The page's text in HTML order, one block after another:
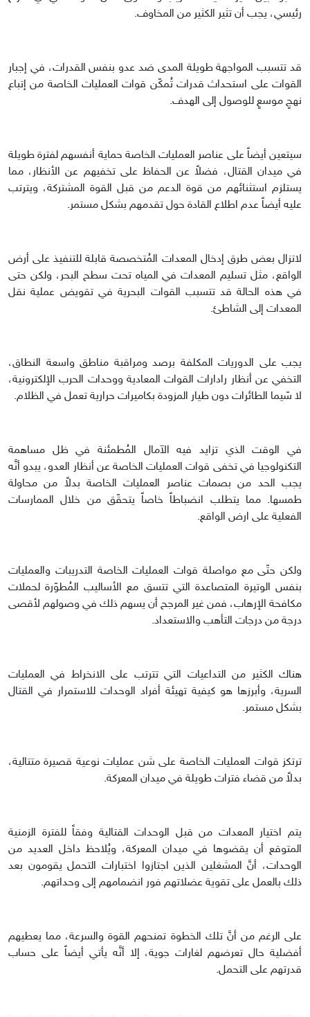
رئيسي، يجب أن تثير الكثير من المخاوف.
قد تتسبب المواجهة طويلة المدى ضد عدو بنفس القدرات، في إجبار
القوات على استحداث قدرات تُمكّن قوات العمليات الخاصة من إتباع
نهجٍ موسعٍ للوصول إلى الهدف.
سيتعين أيضاً على عناصر العمليات الخاصة حماية أنفسهم لفترة طويلة
في ميدان القتال، فضلاً عن الحفاظ على تخفيهم عن الأنظار، مما
يستلزم استثنائهم من قوة الدعم من قبل القوة المشتركة، ويترتب
عليه أيضاً عدم اطلاع القادة حول تقدمهم بشكل مستمر.
لاتزال بعض طرق إدخال المعدات المُتخصصة قابلة للتنفيذ على أرض
الواقع، مثل تسليم المعدات في المياه تحت سطح البحر، ولكن حتى
في هذه الحالة قد تتسبب القوات البحرية في تقويض عملية نقل
المعدات إلى الشاطئ.
يجب على الدوريات المكلفة برصد ومراقبة مناطق واسعة النطاق،
التخفي عن أنظار رادارات القوات المعادية ووحدات الحرب الإلكترونية،
لا سّيما الطائرات دون طيار المزودة بكاميرات حرارية تعمل في الظلام.
في الوقت الذي تزايد فيه الآمال المُطمئنة في ظل مساهمة
التكنولوجيا في تخفى قوات العمليات الخاصة عن أنظار العدو، يبدو أنَّه
يجب الحد من بصمات عناصر العمليات الخاصة بدلاً من محاولة
طمسها. مما يتطلب انضباطاً خاصاً يتحقّق من خلال الممارسات
الفعلية على ارض الواقع.
ولكن حتّى مع مواصلة قوات العمليات الخاصة التدريبات والعمليات
بنفس الوتيرة المتصاعدة التي تتسق مع الأساليب المُطوّرة لحملات
مكافحة الإرهاب، فمن غير المرجح أن يسهم ذلك في وصولهم لأقصى
درجة من درجات التأهب والاستعداد.
هناك الكثير من التداعيات التي تترتب على الانخراط في العمليات
السرية، وأبرزها هو كيفية تهيئة أفراد الوحدات للاستمرار في القتال
بشكل مستمر.
ترتكز قوات العمليات الخاصة على شن عمليات نوعية قصيرة متتالية،
بدلاً من قضاء فترات طويلة في ميدان المعركة.
يتم اختيار المعدات من قبل الوحدات القتالية وفقاً للفترة الزمنية
المتوقع أن يقضوها في ميدان المعركة، ويُلاحظ داخل العديد من
الوحدات، أنَّ المشغلين الذين اجتازوا اختبارات التحمل يقومون بعد
ذلك بالعمل على تقوية عضلاتهم فور انضمامهم إلى وحداتهم.
على الرغم من أنَّ تلك الخطوة تمنحهم القوة والسرعة، مما يعطيهم
أفضلية حال تعرضهم لغارات جوية، إلا أنَّه يأتي أيضاً على حساب
قدرتهم على التحمل.